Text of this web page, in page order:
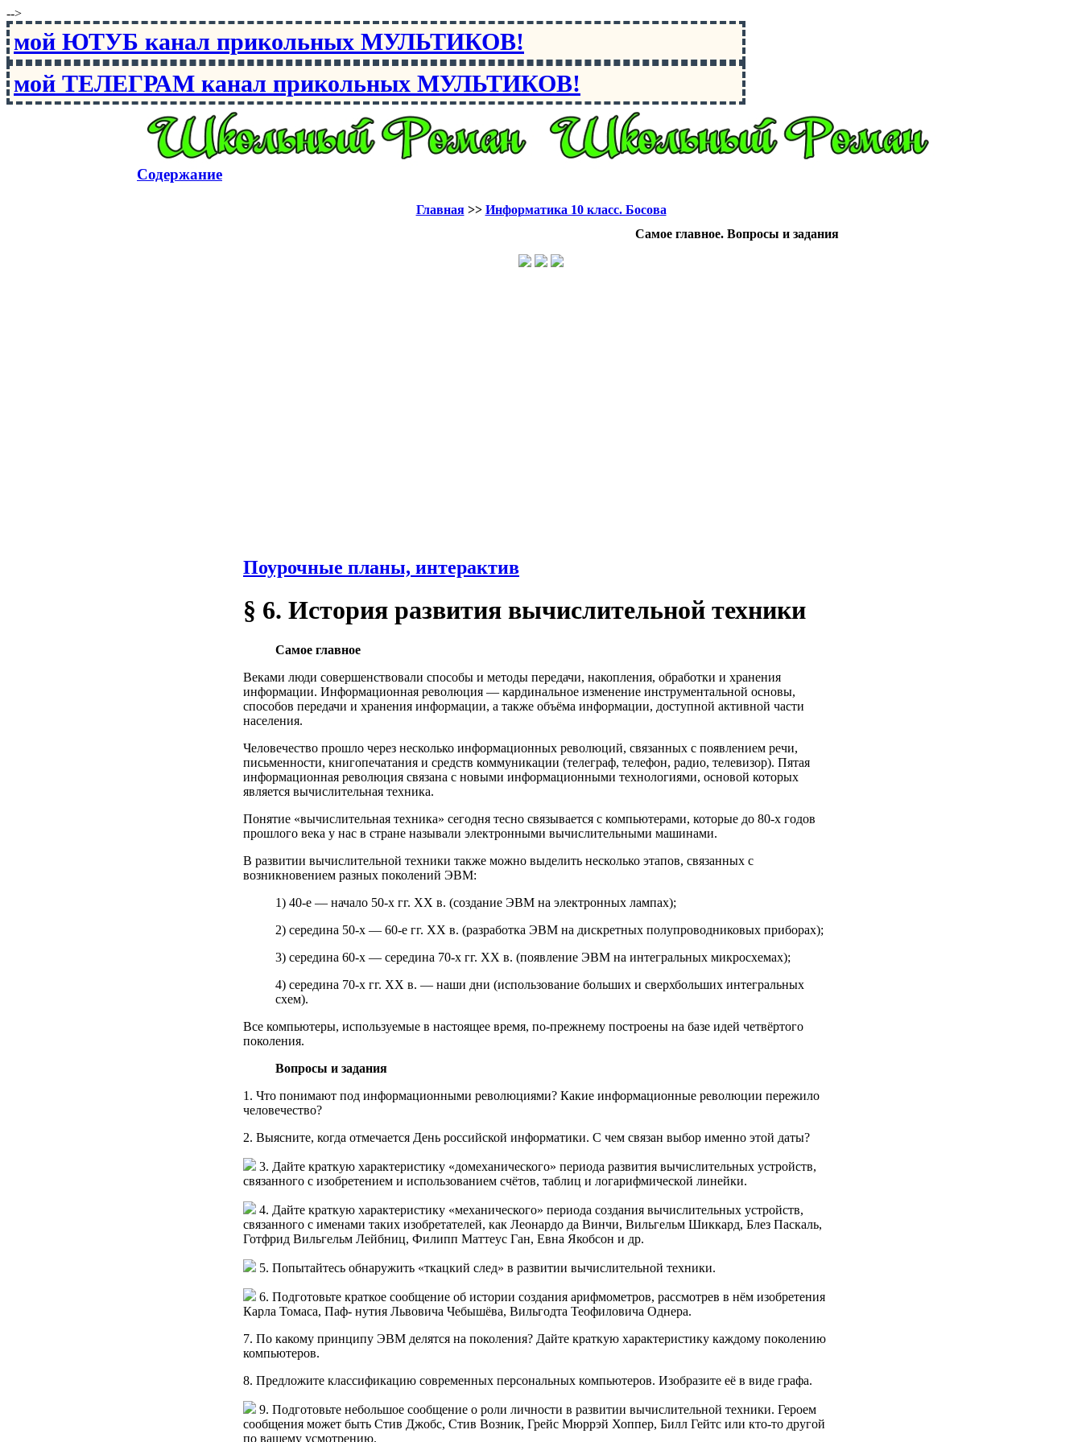
-->
мой ЮТУБ канал прикольных МУЛЬТИКОВ!
мой ТЕЛЕГРАМ канал прикольных МУЛЬТИКОВ!
Содержание
Главная>> Информатика 10 класс. Босова
Самое главное. Вопросы и задания
Поурочные планы, интерактив
§ 6. История развития вычислительной техники
Самое главное
Веками люди совершенствовали способы и методы передачи, накопления, обработки и хранения
информации. Информационная революция — кардинальное изменение инструментальной основы,
способов передачи и хранения информации, а также объёма информации, доступной активной части
населения.
Человечество прошло через несколько информационных революций, связанных с появлением речи,
письменности, книгопечатания и средств коммуникации (телеграф, телефон, радио, телевизор). Пятая
информационная революция связана с новыми информационными технологиями, основой которых
является вычислительная техника.
Понятие «вычислительная техника» сегодня тесно связывается с компьютерами, которые до 80-х годов
прошлого века у нас в стране называли электронными вычислительными машинами.
В развитии вычислительной техники также можно выделить несколько этапов, связанных с
возникновением разных поколений ЭВМ:
1) 40-е — начало 50-х гг. XX в. (создание ЭВМ на электронных лампах);
2) середина 50-х — 60-е гг. XX в. (разработка ЭВМ на дискретных полупроводниковых приборах);
3) середина 60-х — середина 70-х гг. XX в. (появление ЭВМ на интегральных микросхемах);
4) середина 70-х гг. XX в. — наши дни (использование больших и сверхбольших интегральных
схем).
Все компьютеры, используемые в настоящее время, по-прежнему построены на базе идей четвёртого
поколения.
Вопросы и задания
1. Что понимают под информационными революциями? Какие информационные революции пережило
человечество?
2. Выясните, когда отмечается День российской информатики. С чем связан выбор именно этой даты?
3. Дайте краткую характеристику «домеханического» периода развития вычислительных устройств,
связанного с изобретением и использованием счётов, таблиц и логарифмической линейки.
4. Дайте краткую характеристику «механического» периода создания вычислительных устройств,
связанного с именами таких изобретателей, как Леонардо да Винчи, Вильгельм Шиккард, Блез Паскаль,
Готфрид Вильгельм Лейбниц, Филипп Маттеус Ган, Евна Якобсон и др.
5. Попытайтесь обнаружить «ткацкий след» в развитии вычислительной техники.
6. Подготовьте краткое сообщение об истории создания арифмометров, рассмотрев в нём изобретения
Карла Томаса, Паф- нутия Львовича Чебышёва, Вильгодта Теофиловича Однера.
7. По какому принципу ЭВМ делятся на поколения? Дайте краткую характеристику каждому поколению
компьютеров.
8. Предложите классификацию современных персональных компьютеров. Изобразите её в виде графа.
9. Подготовьте небольшое сообщение о роли личности в развитии вычислительной техники. Героем
сообщения может быть Стив Джобс, Стив Возник, Грейс Мюррэй Хоппер, Билл Гейтс или кто-то другой
по вашему усмотрению.